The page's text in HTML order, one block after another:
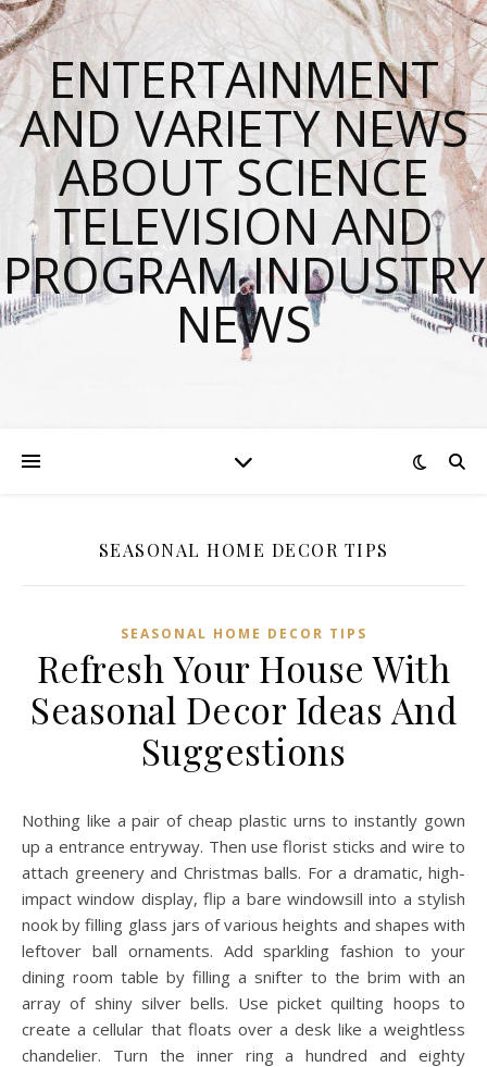
ENTERTAINMENT
AND VARIETY NEWS
ABOUT SCIENCE
TELEVISION AND
PROGRAM INDUSTRY
NEWS
SEASONAL HOME DECOR TIPS
SEASONAL HOME DECOR TIPS
Refresh Your House With
Seasonal Decor Ideas And
Suggestions
Nothing like a pair of cheap plastic urns to instantly gown
up a entrance entryway. Then use florist sticks and wire to
attach greenery and Christmas balls. For a dramatic, high-
impact window display, flip a bare windowsill into a stylish
nook by filling glass jars of various heights and shapes with
leftover ball ornaments. Add sparkling fashion to your
dining room table by filling a snifter to the brim with an
array of shiny silver bells. Use picket quilting hoops to
create a cellular that floats over a desk like a weightless
chandelier. Turn the inner ring a hundred and eighty